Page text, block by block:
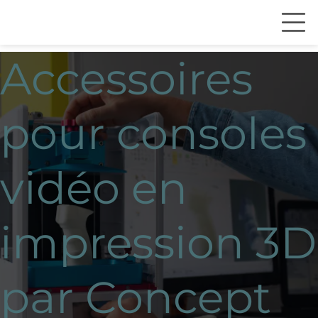
Accessoires
pour consoles
vidéo en
impression 3D
par Concept